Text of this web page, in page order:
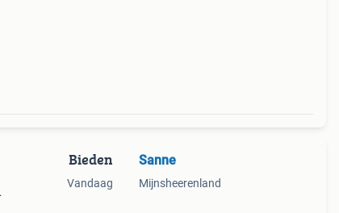
Bieden
Vandaag
Sanne
Mijnsheerenland